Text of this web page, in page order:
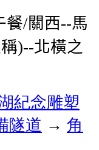
餐/關西--馬
)--北橫之
紀念雕塑
隧道 → 角